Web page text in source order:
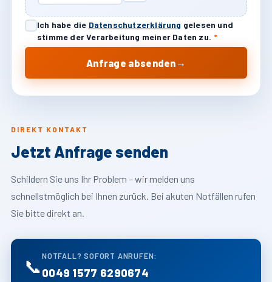
DIREKT KONTAKT
Jetzt Anfrage senden
Schildern Sie uns Ihr Problem – wir melden uns
schnellstmöglich bei Ihnen zurück. Bei akuten Notfällen rufen
Sie bitte direkt an.
📞 NOTFALL? SOFORT ANRUFEN:
0049 1577 6290674
Ich habe die Datenschutzerklärung gelesen und
stimme der Verarbeitung meiner Daten zu. *
Anfrage absenden →